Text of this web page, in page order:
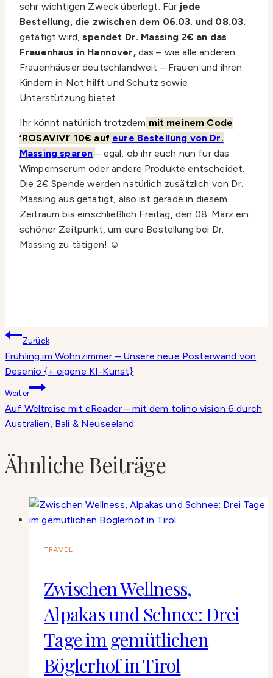
sehr wichtigen Zweck überlegt. Für jede
Bestellung, die zwischen dem 06.03. und 08.03.
getätigt wird,spendet Dr. Massing 2€ an das
Frauenhaus in Hannover,das – wie alle anderen
Frauenhäuser deutschlandweit – Frauen und ihren
Kindern in Not hilft und Schutz sowie
Unterstützung bietet.
Ihr könnt natürlich trotzdem mit meinem Code
‘ROSAVIVI’ 10€ auf eure Bestellung von Dr.
Massing sparen – egal, ob ihr euch nun für das
Wimpernserum oder andere Produkte entscheidet.
Die 2€ Spende werden natürlich zusätzlich von Dr.
Massing aus getätigt, also ist gerade in diesem
Zeitraum bis einschließlich Freitag, den 08. März ein
schöner Zeitpunkt, um eure Bestellung bei Dr.
Massing zu tätigen! ☺️
Beitragsnavigation
Zurück
Frühling im Wohnzimmer – Unsere neue Posterwand von
Desenio {+ eigene KI-Kunst}
Weiter
Auf Weltreise mit eReader – mit dem tolino vision 6 durch
Australien, Bali & Neuseeland
Ähnliche Beiträge
TRAVEL
Zwischen Wellness,
Alpakas und Schnee: Drei
Tage im gemütlichen
Böglerhof in Tirol